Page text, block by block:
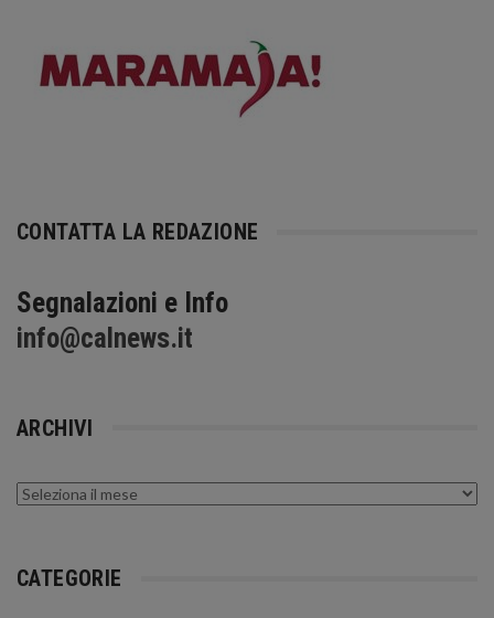
CONTATTA LA REDAZIONE
Segnalazioni e Info
info@calnews.it
ARCHIVI
Archivi
CATEGORIE